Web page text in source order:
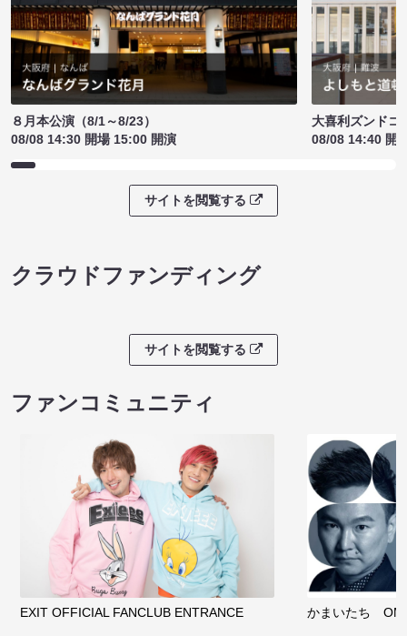
８月本公演（8/1～8/23）
08/08 14:30 開場 15:00 開演
大喜利ズンドコ
08/08 14:40 開
サイトを閲覧する
クラウドファンディング
サイトを閲覧する
ファンコミュニティ
EXIT OFFICIAL FANCLUB ENTRANCE かまいたち